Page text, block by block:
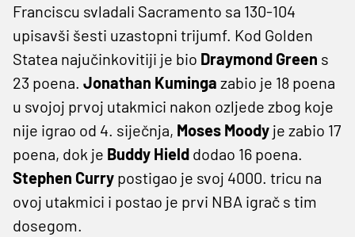
Franciscu svladali Sacramento sa 130-104
upisavši šesti uzastopni trijumf. Kod Golden
Statea najučinkovitiji je bio Draymond Green s
23 poena. Jonathan Kuminga zabio je 18 poena
u svojoj prvoj utakmici nakon ozljede zbog koje
nije igrao od 4. siječnja, Moses Moody je zabio 17
poena, dok je Buddy Hield dodao 16 poena.
Stephen Curry postigao je svoj 4000. tricu na
ovoj utakmici i postao je prvi NBA igrač s tim
dosegom.